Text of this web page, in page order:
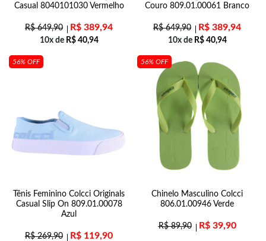
Casual 8040101030 Vermelho
R$649,90 R$ 389,94
10x de R$40,94
Couro 809.01.00061 Branco
R$649,90 R$ 389,94
10x de R$40,94
56% OFF
Tênis Feminino Colcci Originals
Casual Slip On 809.01.00078
Azul
R$269,90 R$ 119,90
56% OFF
Chinelo Masculino Colcci
806.01.00946 Verde
R$89,90 R$39,90